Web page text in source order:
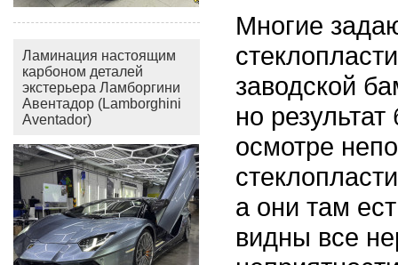
Ламинация настоящим
карбоном деталей
экстерьера Ламборгини
Авентадор (Lamborghini
Aventador)
Многие
заводской
но
осмотре
а они там
видны все